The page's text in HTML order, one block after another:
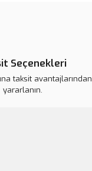
Seçenekleri
taksit avantajlarından
yararlanın.